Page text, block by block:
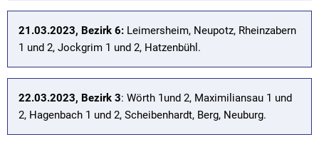
21.03.2023, Bezirk 6: Leimersheim, Neupotz, Rheinzabern
1 und 2, Jockgrim 1 und 2, Hatzenbühl.
22.03.2023, Bezirk 3: Wörth 1und 2, Maximiliansau 1 und
2, Hagenbach 1 und 2, Scheibenhardt, Berg, Neuburg.